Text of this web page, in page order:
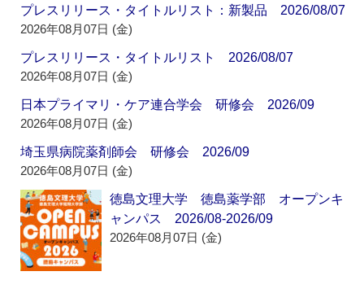
プレスリリース・タイトルリスト：新製品 2026/08/07
2026年08月07日 (金)
プレスリリース・タイトルリスト 2026/08/07
2026年08月07日 (金)
日本プライマリ・ケア連合学会 研修会 2026/09
2026年08月07日 (金)
埼玉県病院薬剤師会 研修会 2026/09
2026年08月07日 (金)
徳島文理大学 徳島薬学部 オープンキ
ャンパス 2026/08-2026/09
2026年08月07日 (金)